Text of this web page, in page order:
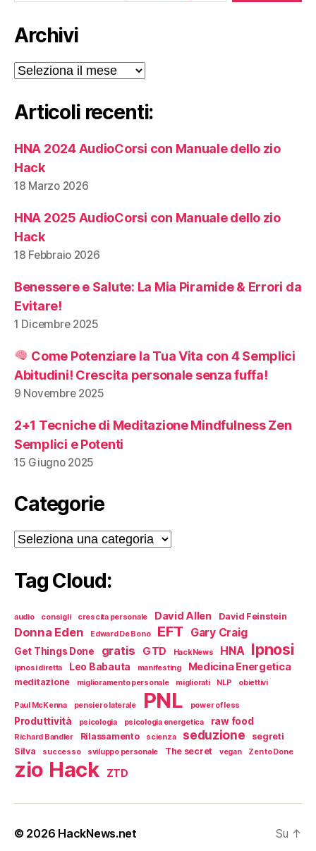
Archivi
Archivi
Articoli recenti:
HNA 2024 AudioCorsi con Manuale dello zio
Hack
18 Marzo 2026
HNA 2025 AudioCorsi con Manuale dello zio
Hack
18 Febbraio 2026
Benessere e Salute: La Mia Piramide & Errori da
Evitare!
1 Dicembre 2025
Come Potenziare la Tua Vita con 4 Semplici
Abitudini! Crescita personale senza fuffa!
9 Novembre 2025
2+1 Tecniche di Meditazione Mindfulness Zen
Semplici e Potenti
15 Giugno 2025
Categorie
Categorie
Tag Cloud:
audio consigli crescita personale David Allen David Feinstein
Donna Eden Edward De Bono EFT Gary Craig
Get Things Done gratis GTD HackNews HNA Ipnosi
ipnosi diretta Leo Babauta manifesting Medicina Energetica
meditazione miglioramento personale migliorati NLP obiettivi
Paul McKenna pensiero laterale PNL power of less
Produttività psicologia psicologia energetica raw food
Richard Bandler Rilassamento scienza seduzione
segreti
Silva
successo sviluppo personale The secret vegan Zen to Done
zio Hack ZTD
© 2026 HackNews.net Su ↑